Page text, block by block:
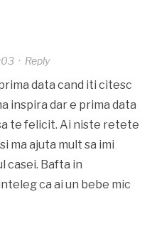
· Reply
data cand iti citesc
inspira dar e prima data
te felicit. Ai niste retete
ma ajuta mult sa imi
casei. Bafta in
ca ai un bebe mic